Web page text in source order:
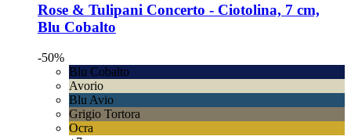
Rose & Tulipani Concerto -​ Ciotolina, 7 cm,
Blu Cobalto
-50%
Blu Cobalto
Avorio
Blu Avio
Grigio Tortora
Ocra